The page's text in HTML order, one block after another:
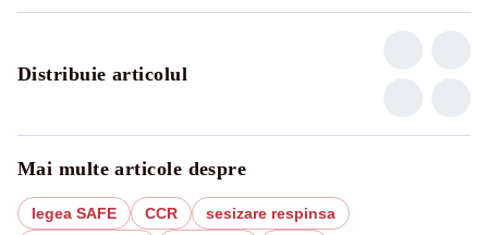
Distribuie articolul
Mai multe articole despre
legea SAFE CCR
sesizare respinsa